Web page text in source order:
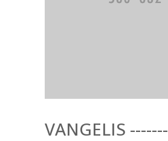
VANGELIS -------